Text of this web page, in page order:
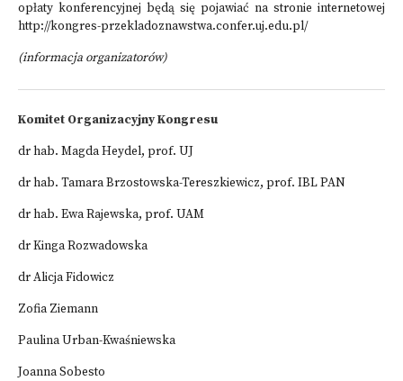
opłaty konferencyjnej będą się pojawiać na stronie internetowej
http://kongres-przekladoznawstwa.confer.uj.edu.pl/
(informacja organizatorów)
Komitet Organizacyjny Kongresu
dr hab. Magda Heydel, prof. UJ
dr hab. Tamara Brzostowska-Tereszkiewicz, prof. IBL PAN
dr hab. Ewa Rajewska, prof. UAM
dr Kinga Rozwadowska
dr Alicja Fidowicz
Zofia Ziemann
Paulina Urban-Kwaśniewska
Joanna Sobesto